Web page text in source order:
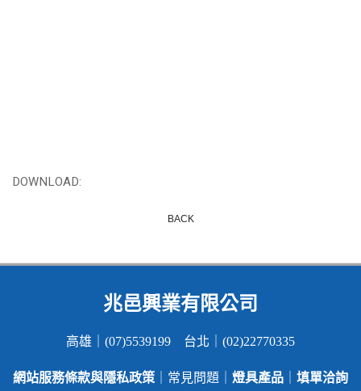
DOWNLOAD:
BACK
兆邑興業有限公司
高雄｜(07)5539199 台北｜(02)22770335
網站服務條款與隱私政策 ｜常見問題｜ 燈具產品 填單洽詢